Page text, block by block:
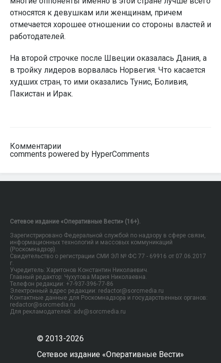
относятся к девушкам или женщинам, причем
отмечается хорошее отношении со стороны властей и
работодателей.
На второй строчке после Швеции оказалась Дания, а
в тройку лидеров ворвалась Норвегия. Что касается
худших стран, то ими оказались Тунис, Боливия,
Пакистан и Ирак.
Комментарии
comments powered by HyperComments
Сетевое издание «Оперативные Вести» (16+).
Зарегистрировано Федеральной службой по надзору в сфере связи,
информационных технологий и массовых коммуникаций
(Роскомнадзор).
Свидетельство о регистрации СМИ ЭЛ № ФС 77 - 69916 от 07.06.2017
г.
Учредитель: Харитонов Константин Николаевич.
Главный редактор: Чухутова Мария Николаевна.
Телефон редакции: +7-937-396-77-86
Электронный адрес редакции: redactor@sorcmedia.ru
Контактные данные для Роскомнадзора и государственных органов:
redactor@sorcmedia.ru
Для рекламодателей: adv@sorcmedia.ru
© 2013-2026
Сетевое издание «Оперативные Вести»